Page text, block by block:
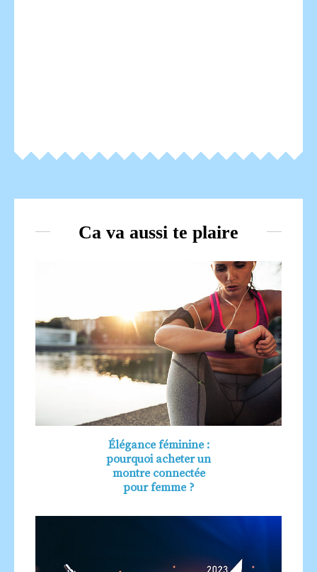
Ca va aussi te plaire
Élégance féminine :
pourquoi acheter un
montre connectée
pour femme ?